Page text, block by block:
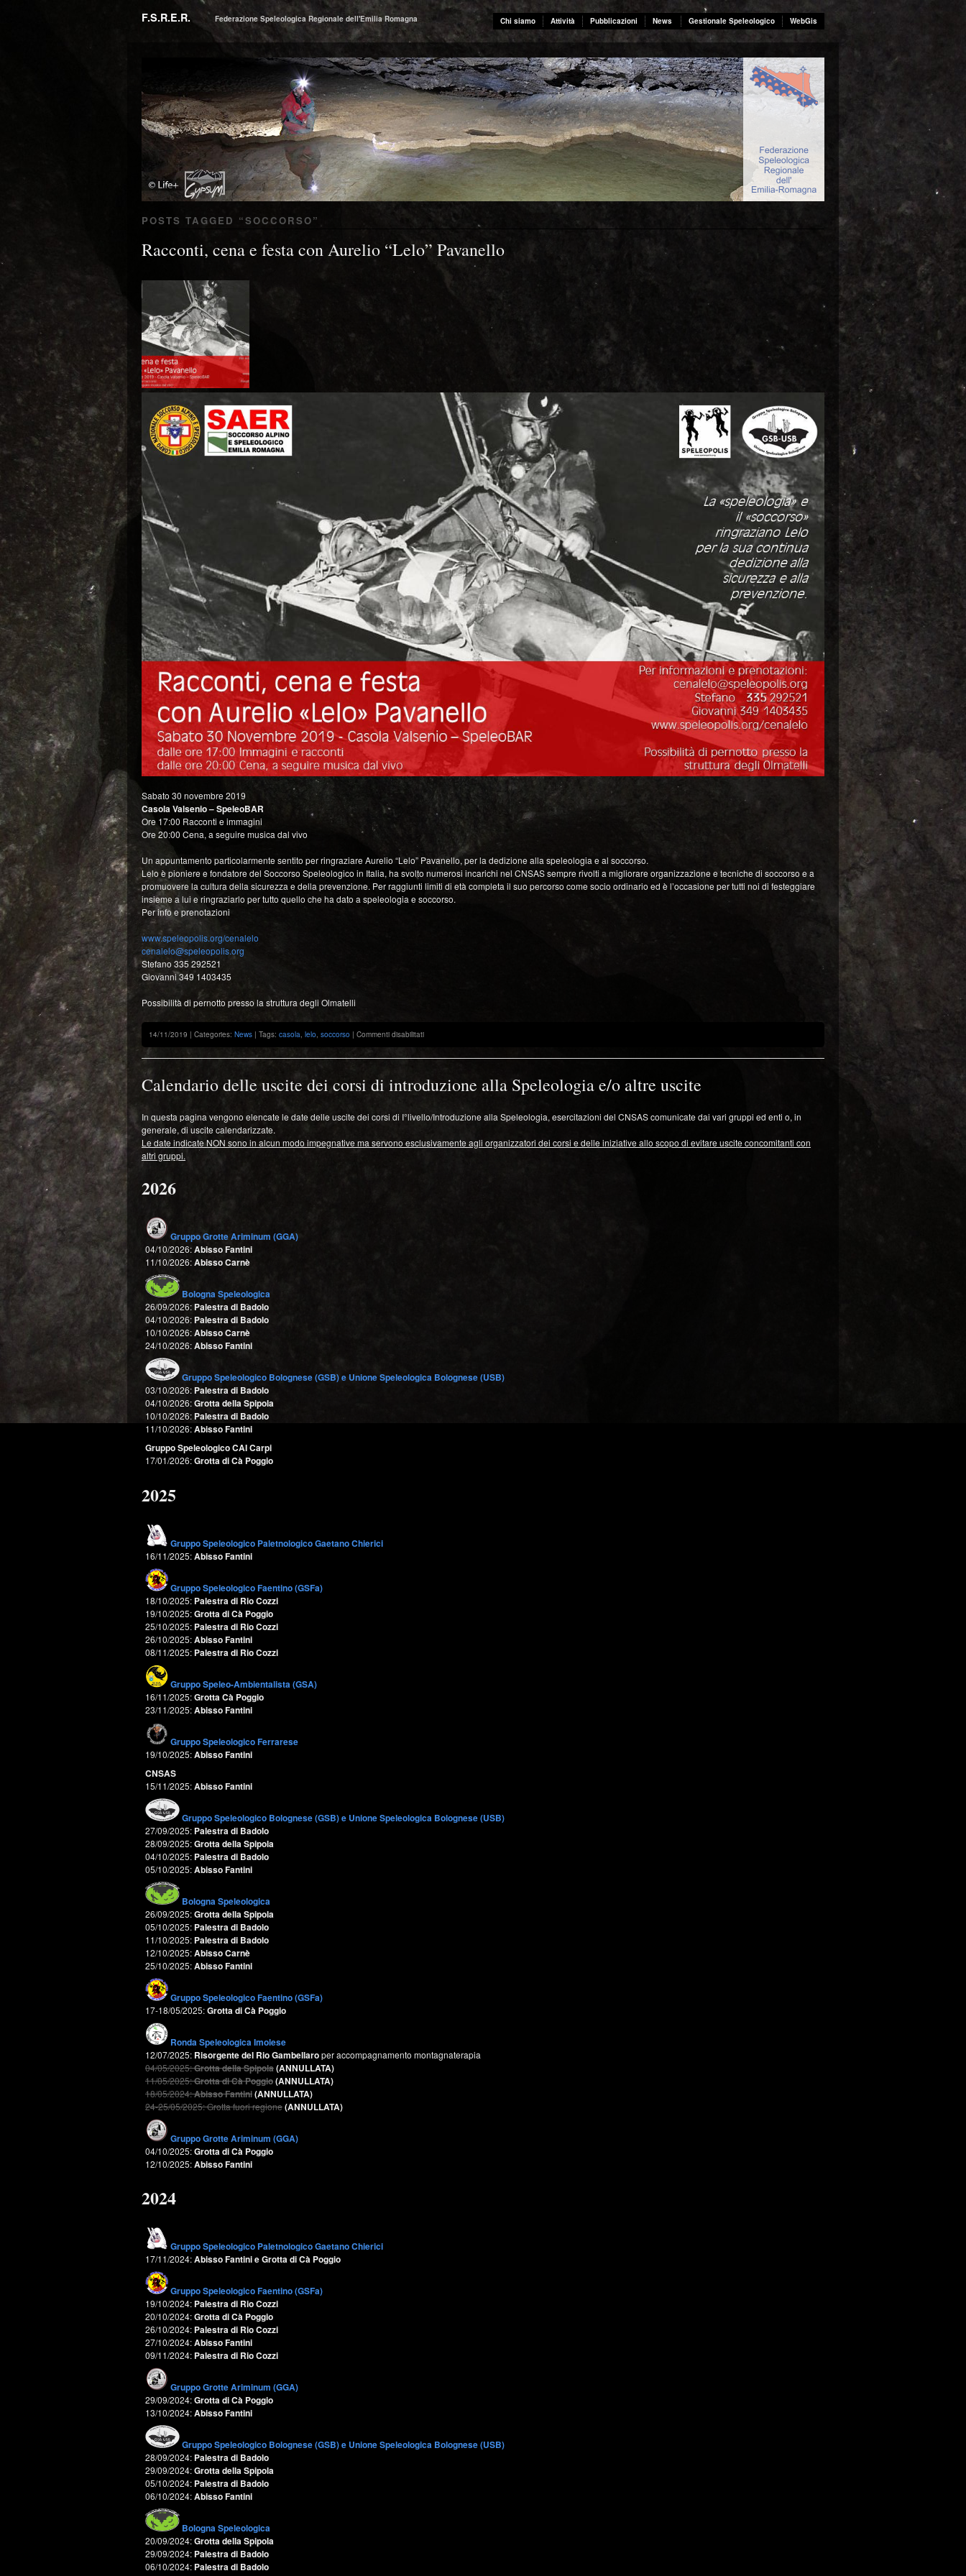
F.S.R.E.R. Federazione Speleologica Regionale dell'Emilia Romagna Chi siamo Attività Pubblicazioni News Gestionale Speleologico WebGis
POSTS TAGGED “SOCCORSO”
Racconti, cena e festa con Aurelio “Lelo” Pavanello
Sabato 30 novembre 2019
Casola Valsenio – SpeleoBAR
Ore 17:00 Racconti e immagini
Ore 20:00 Cena, a seguire musica dal vivo
Un appuntamento particolarmente sentito per ringraziare Aurelio “Lelo” Pavanello, per la dedizione alla speleologia e al soccorso.
Lelo è pioniere e fondatore del Soccorso Speleologico in Italia, ha svolto numerosi incarichi nel CNSAS sempre rivolti a migliorare organizzazione e tecniche di soccorso e a
promuovere la cultura della sicurezza e della prevenzione. Per raggiunti limiti di età completa il suo percorso come socio ordinario ed è l’occasione per tutti noi di festeggiare
insieme a lui e ringraziarlo per tutto quello che ha dato a speleologia e soccorso.
Per info e prenotazioni
www.speleopolis.org/cenalelo
cenalelo@speleopolis.org
Stefano 335 292521
Giovanni 349 1403435
Possibilità di pernotto presso la struttura degli Olmatelli
14/11/2019 | Categories: News | Tags: casola, lelo, soccorso | Commenti disabilitatisu
con
Pavanello
Calendario delle uscite dei corsi di introduzione alla Speleologia e/o altre uscite
In questa pagina vengono elencate le date delle uscite dei corsi di I°livello/Introduzione alla Speleologia, esercitazioni del CNSAS comunicate dai vari gruppi ed enti o, in
generale, di uscite calendarizzate.
Le date indicate NON sono in alcun modo impegnative ma servono esclusivamente agli organizzatori dei corsi e delle iniziative allo scopo di evitare uscite concomitanti con
altri gruppi.
2026
Gruppo Grotte Ariminum (GGA)
04/10/2026:Abisso Fantini
11/10/2026:Abisso Carnè
Bologna Speleologica
26/09/2026:Palestra di Badolo
04/10/2026: Palestra di Badolo
10/10/2026:Abisso Carnè
24/10/2026:Abisso Fantini
Gruppo Speleologico Bolognese (GSB) e Unione Speleologica Bolognese (USB)
03/10/2026: Palestra di Badolo
04/10/2026:Grotta della Spipola
10/10/2026:Palestra di Badolo
11/10/2026:Abisso Fantini
Gruppo Speleologico CAI Carpi
17/01/2026:Grotta di Cà Poggio
2025
Gruppo Speleologico Paletnologico Gaetano Chierici
16/11/2025:Abisso Fantini
Gruppo Speleologico Faentino (GSFa)
18/10/2025: Palestra di Rio Cozzi
19/10/2025:Grotta di Cà Poggio
25/10/2025: Palestra di Rio Cozzi
26/10/2025:Abisso Fantini
08/11/2025: Palestra di Rio Cozzi
Gruppo Speleo-Ambientalista (GSA)
16/11/2025:Grotta Cà Poggio
23/11/2025:Abisso Fantini
Gruppo Speleologico Ferrarese
19/10/2025:Abisso Fantini
CNSAS
15/11/2025:Abisso Fantini
Gruppo Speleologico Bolognese (GSB) e Unione Speleologica Bolognese (USB)
27/09/2025: Palestra di Badolo
28/09/2025:Grotta della Spipola
04/10/2025: Palestra di Badolo
05/10/2025:Abisso Fantini
Bologna Speleologica
26/09/2025:Grotta della Spipola
05/10/2025: Palestra di Badolo
11/10/2025: Palestra di Badolo
12/10/2025:Abisso Carnè
25/10/2025:Abisso Fantini
Gruppo Speleologico Faentino (GSFa)
17-18/05/2025:Grotta di Cà Poggio
Ronda Speleologica Imolese
12/07/2025: Risorgente del Rio Gambellaroper accompagnamento montagnaterapia
04/05/2025:Grotta della Spipola(ANNULLATA)
11/05/2025:Grotta di Cà Poggio(ANNULLATA)
18/05/2024:Abisso Fantini(ANNULLATA)
24-25/05/2025: Grotta fuori regione(ANNULLATA)
Gruppo Grotte Ariminum (GGA)
04/10/2025:Grotta di Cà Poggio
12/10/2025:Abisso Fantini
2024
Gruppo Speleologico Paletnologico Gaetano Chierici
17/11/2024:Abisso Fantini e Grotta di Cà Poggio
Gruppo Speleologico Faentino (GSFa)
19/10/2024: Palestra di Rio Cozzi
20/10/2024:Grotta di Cà Poggio
26/10/2024: Palestra di Rio Cozzi
27/10/2024:Abisso Fantini
09/11/2024: Palestra di Rio Cozzi
Gruppo Grotte Ariminum (GGA)
29/09/2024:Grotta di Cà Poggio
13/10/2024:Abisso Fantini
Gruppo Speleologico Bolognese (GSB) e Unione Speleologica Bolognese (USB)
28/09/2024: Palestra di Badolo
29/09/2024:Grotta della Spipola
05/10/2024: Palestra di Badolo
06/10/2024:Abisso Fantini
Bologna Speleologica
20/09/2024:Grotta della Spipola
29/09/2024: Palestra di Badolo
06/10/2024: Palestra di Badolo